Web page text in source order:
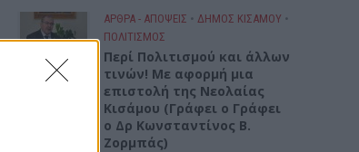
ΑΡΘΡΑ - ΑΠΟΨΕΙΣ • ΔΉΜΟΣ ΚΙΣΆΜΟΥ •
ΠΟΛΙΤΙΣΜΟΣ
Περί Πολιτισμού και άλλων
τινών! Mε αφορμή μια
επιστολή της Νεολαίας
Κισάμου (Γράφει ο Γράφει
ο Δρ Κωνσταντίνος Β.
Ζορμπάς)